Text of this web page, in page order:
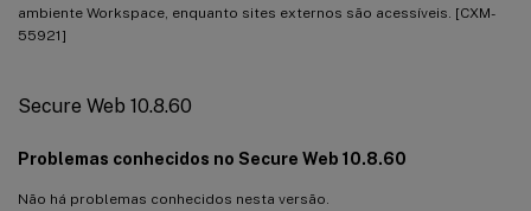
ambiente Workspace, enquanto sites externos são acessíveis. [CXM-
55921]
Secure Web 10.8.60
Problemas conhecidos no Secure Web 10.8.60
Não há problemas conhecidos nesta versão.